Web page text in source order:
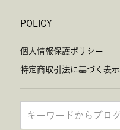
POLICY
個人情報保護ポリシー
特定商取引法に基づく表示